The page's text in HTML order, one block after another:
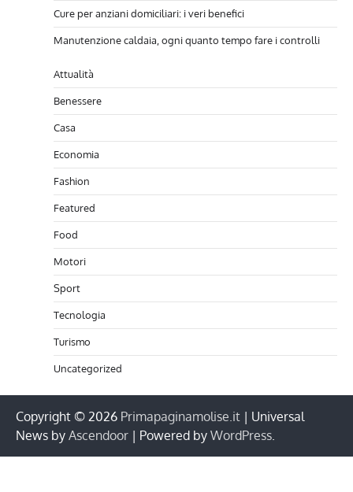
Cure per anziani domiciliari: i veri benefici
Manutenzione caldaia, ogni quanto tempo fare i controlli
Attualità
Benessere
Casa
Economia
Fashion
Featured
Food
Motori
Sport
Tecnologia
Turismo
Uncategorized
Copyright © 2026 Primapaginamolise.it | Universal
News by Ascendoor | Powered by WordPress.